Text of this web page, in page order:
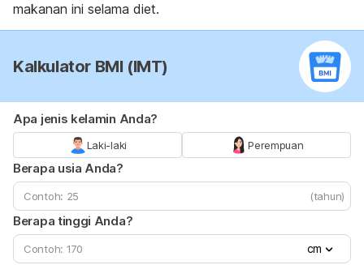
makanan ini selama diet.
Kalkulator BMI (IMT)
Apa jenis kelamin Anda?
Laki-laki Perempuan
Berapa usia Anda?
(tahun)
Berapa tinggi Anda?
cm